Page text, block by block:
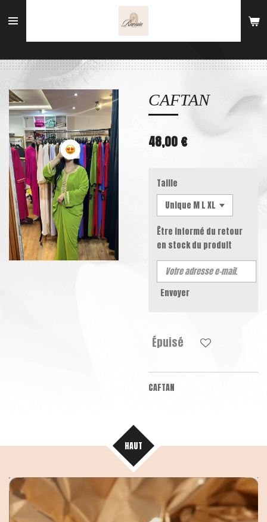
au
CAFTAN
48,00 €
Taille
Être informé du retour
en stock du produit
Envoyer
Épuisé
CAFTAN
HAUT